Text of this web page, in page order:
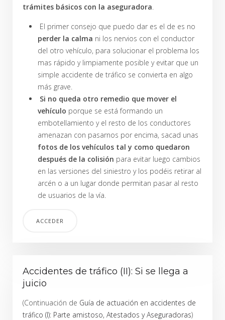
trámites básicos con la aseguradora.
El primer consejo que puedo dar es el de es no
perder la calma ni los nervios con el conductor
del otro vehículo, para solucionar el problema los
mas rápido y limpiamente posible y evitar que un
simple accidente de tráfico se convierta en algo
más grave.
Si no queda otro remedio que mover el
vehículo porque se está formando un
embotellamiento y el resto de los conductores
amenazan con pasarnos por encima, sacad unas
fotos de los vehículos tal y como quedaron
después de la colisión para evitar luego cambios
en las versiones del siniestro y los podéis retirar al
arcén o a un lugar donde permitan pasar al resto
de usuarios de la vía.
ACCEDER
Accidentes de tráfico (II): Si se llega a
juicio
(Continuación de Guía de actuación en accidentes de
tráfico (I): Parte amistoso, Atestados y Aseguradoras)